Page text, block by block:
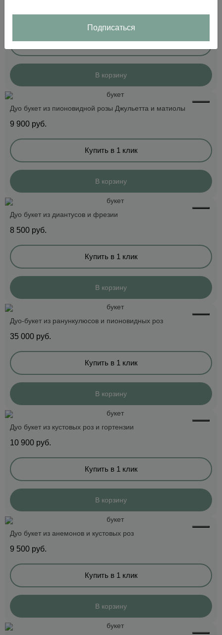
Купить в 1 клик
В корзину
Дуо букет из пионовидной розы Джульетта и матиолы
9 900 руб.
Купить в 1 клик
В корзину
Дуо букет из диантусов и фрезии
8 500 руб.
Купить в 1 клик
В корзину
Дуо-букет из ранункулюсов и пионовидных роз
35 000 руб.
Купить в 1 клик
В корзину
Дуо букет из кустовых роз и гортензии
10 900 руб.
Купить в 1 клик
В корзину
Дуо букет из анемонов и кустовых роз
9 500 руб.
Купить в 1 клик
В корзину
Подписаться